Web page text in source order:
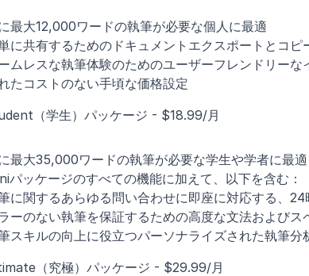
最大12,000ワードの執筆が必要な個人に最適
に共有するためのドキュメントエクスポートとコピ
ムレスな執筆体験のためのユーザーフレンドリーな
たコストのない手頃な価格設定
（学生）パッケージ - $18.99/月
最大35,000ワードの執筆が必要な学生や学者に最適
パッケージのすべての機能に加えて、以下を含む：
に関するあらゆる問い合わせに即座に対応する、
ーのない執筆を保証するための高度な文法およびス
スキルの向上に役立つパーソナライズされた執筆分
（究極）パッケージ - $29.99/月